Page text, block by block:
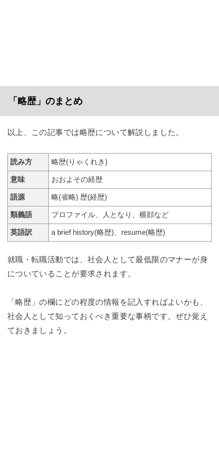
「略歴」のまとめ
以上、この記事では略歴について解説しました。
読み方 略歴(りゃくれき)
意味 おおよその経歴
語源 略(省略) 歴(経歴)
類義語 プロファイル、人となり、横顔など
英語訳 a brief history(略歴)、resume(略歴)
就職・転職活動では、社会人として最低限のマナーが身
についていることが要求されます。
「略歴」の欄にどの程度の情報を記入すればよいかも、
社会人として知っておくべき重要な事柄です。ぜひ覚え
ておきましょう。